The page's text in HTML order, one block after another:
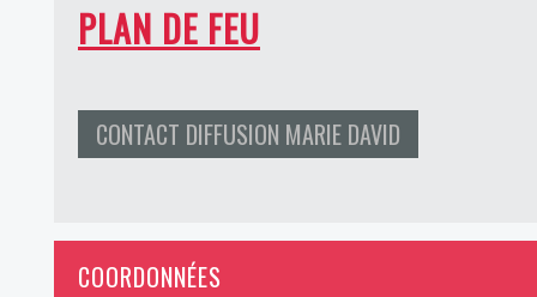
PLAN DE FEU
CONTACT DIFFUSION MARIE DAVID
COORDONNÉES